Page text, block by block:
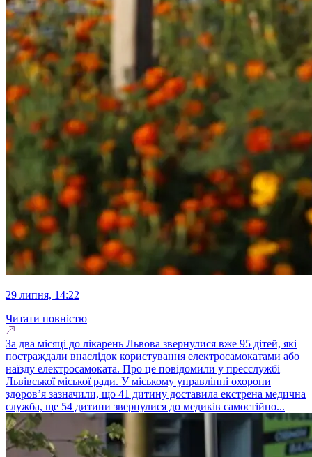
29 липня, 14:22
Читати повністю
За два місяці до лікарень Львова звернулися вже 95 дітей, які
постраждали внаслідок користування електросамокатами або
наїзду електросамоката. Про це повідомили у пресслужбі
Львівської міської ради. У міському управлінні охорони
здоров’я зазначили, що 41 дитину доставила екстрена медична
служба, ще 54 дитини звернулися до медиків самостійно...